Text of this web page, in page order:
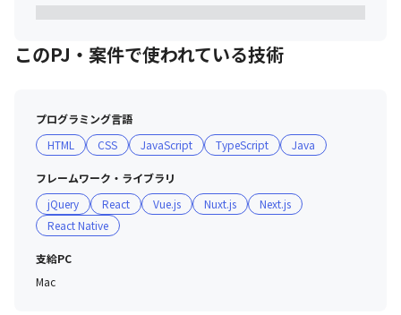
このPJ・案件で使われている技術
プログラミング言語
HTML
CSS JavaScript TypeScript Java
フレームワーク・ライブラリ
jQuery
React Vue.js Nuxt.js
Next.js
React Native
支給PC
Mac